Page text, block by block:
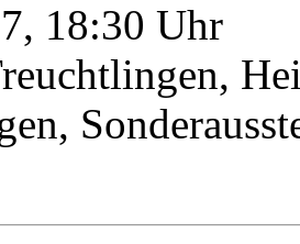
18:30 Uhr